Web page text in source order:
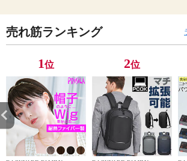
売れ筋ランキング
1位 2位